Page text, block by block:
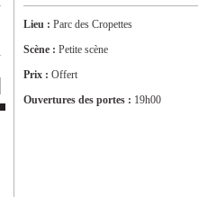
Lieu : Parc des Cropettes
Scène : Petite scène
Prix : Offert
Ouvertures des portes : 19h00